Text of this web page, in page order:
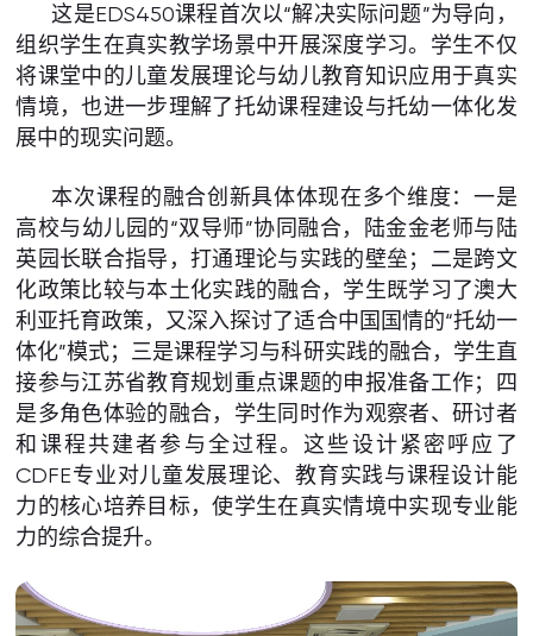
这是EDS450课程首次以“解决实际问题”为导向，
组织学生在真实教学场景中开展深度学习。学生不仅
将课堂中的儿童发展理论与幼儿教育知识应用于真实
情境，也进一步理解了托幼课程建设与托幼一体化发
展中的现实问题。
本次课程的融合创新具体体现在多个维度：一是
高校与幼儿园的“双导师”协同融合，陆金金老师与陆
英园长联合指导，打通理论与实践的壁垒；二是跨文
化政策比较与本土化实践的融合，学生既学习了澳大
利亚托育政策，又深入探讨了适合中国国情的“托幼一
体化”模式；三是课程学习与科研实践的融合，学生直
接参与江苏省教育规划重点课题的申报准备工作；四
是多角色体验的融合，学生同时作为观察者、研讨者
和课程共建者参与全过程。这些设计紧密呼应了
CDFE专业对儿童发展理论、教育实践与课程设计能
力的核心培养目标，使学生在真实情境中实现专业能
力的综合提升。